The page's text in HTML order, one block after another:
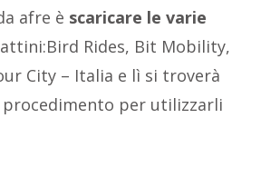
afre è scaricare le varie
Rides, Bit Mobility,
City – Italia e lì si troverà
per utilizzarli